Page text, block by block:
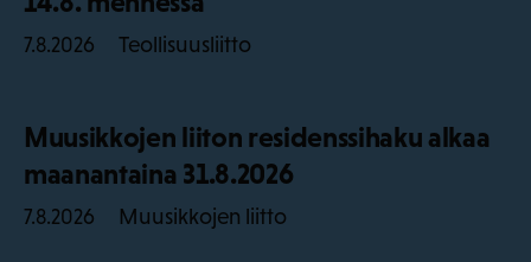
7.8.2026 Teollisuusliitto
Muusikkojen liiton residenssihaku alkaa
maanantaina 31.8.2026
7.8.2026 Muusikkojen liitto